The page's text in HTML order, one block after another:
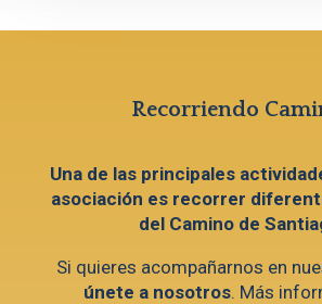
Recorriendo
Una de las principales
asociación es recorrer
del Camino de
Si quieres acompañarnos en
únete a nosotros. Más